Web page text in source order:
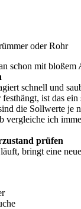
oder Rohr
schon mit bloßem
schnell und
ist das
die Sollwerte je
vergleiche ich
prüfen
bringt eine